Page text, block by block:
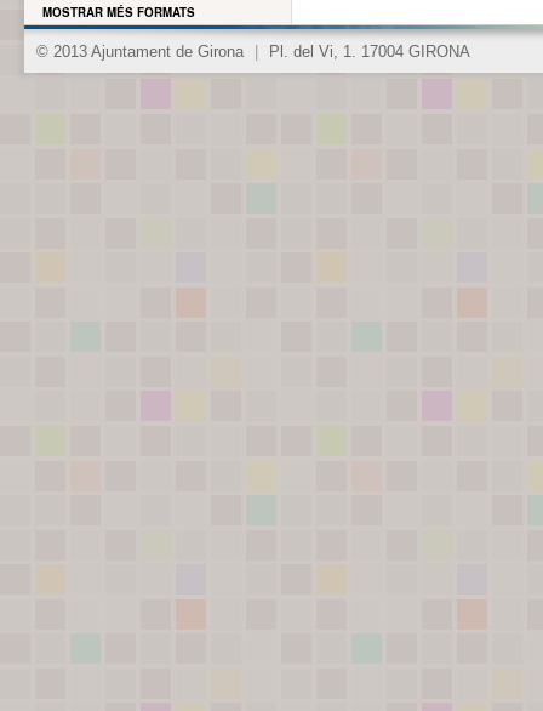
MOSTRAR MÉS FORMATS
© 2013 Ajuntament de Girona Pl. del Vi, 1. 17004 GIRONA